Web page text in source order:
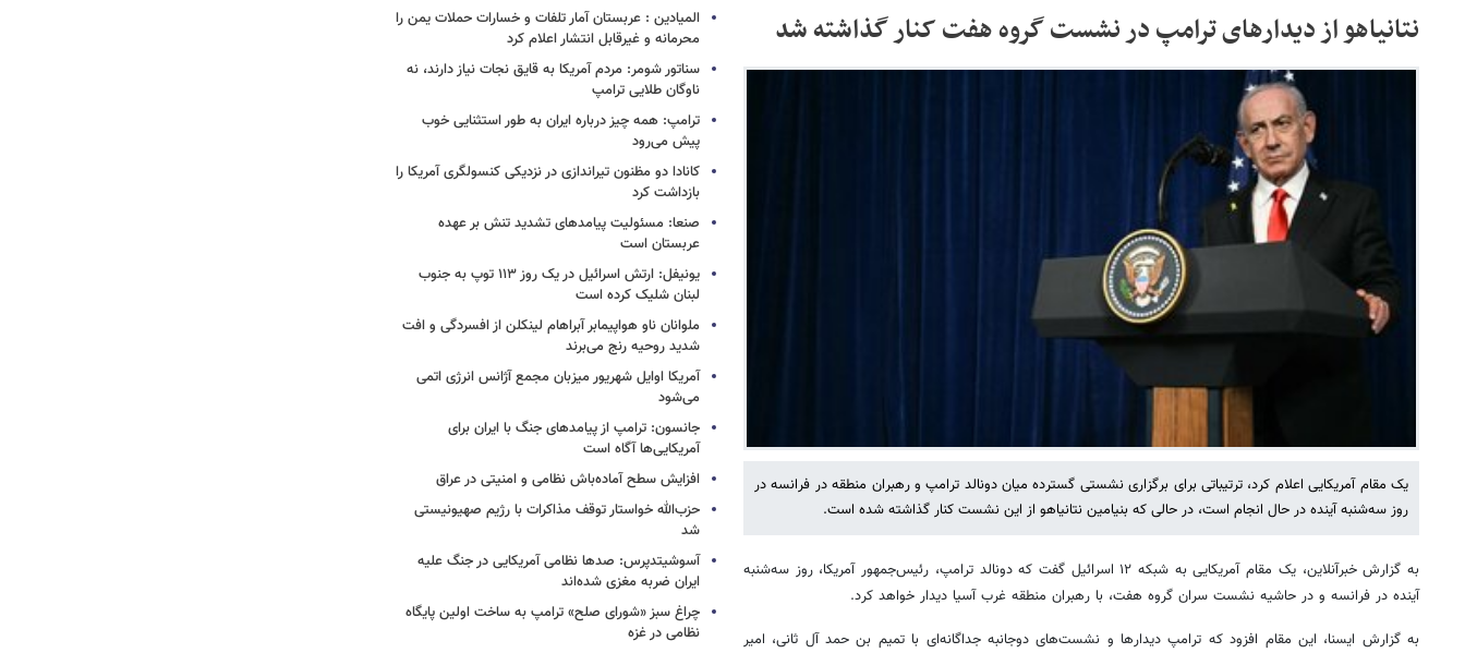
نتانیاهو از دیدارهای ترامپ در نشست گروه هفت کنار گذاشته شد
یک مقام آمریکایی اعلام کرد، ترتیباتی برای برگزاری نشستی گسترده میان دونالد ترامپ و رهبران منطقه در فرانسه در
روز سه‌شنبه آینده در حال انجام است، در حالی که بنیامین نتانیاهو از این نشست کنار گذاشته شده است.
به گزارش خبرآنلاین، یک مقام آمریکایی به شبکه ۱۲ اسرائیل گفت که دونالد ترامپ، رئیس‌جمهور آمریکا، روز سه‌شنبه
آینده در فرانسه و در حاشیه نشست سران گروه هفت، با رهبران منطقه غرب آسیا دیدار خواهد کرد.
به گزارش ایسنا، این مقام افزود که ترامپ دیدارها و نشست‌های دوجانبه جداگانه‌ای با تمیم بن حمد آل ثانی، امیر
المیادین : عربستان آمار تلفات و خسارات حملات یمن را
محرمانه و غیرقابل انتشار اعلام کرد
سناتور شومر: مردم آمریکا به قایق نجات نیاز دارند، نه
ناوگان طلایی ترامپ
ترامپ: همه چیز درباره ایران به طور استثنایی خوب
پیش می‌رود
کانادا دو مظنون تیراندازی در نزدیکی کنسولگری آمریکا را
بازداشت کرد
صنعا: مسئولیت پیامدهای تشدید تنش بر عهده
عربستان است
یونیفل: ارتش اسرائیل در یک روز ۱۱۳ توپ به جنوب
لبنان شلیک کرده است
ملوانان ناو هواپیمابر آبراهام لینکلن از افسردگی و افت
شدید روحیه رنج می‌برند
آمریکا اوایل شهریور میزبان مجمع آژانس انرژی اتمی
می‌شود
جانسون: ترامپ از پیامدهای جنگ با ایران برای
آمریکایی‌ها آگاه است
افزایش سطح آماده‌باش نظامی و امنیتی در عراق
حزب‌الله خواستار توقف مذاکرات با رژیم صهیونیستی
شد
آسوشیتدپرس: صدها نظامی آمریکایی در جنگ علیه
ایران ضربه مغزی شده‌اند
چراغ سبز «شورای صلح» ترامپ به ساخت اولین پایگاه
نظامی در غزه